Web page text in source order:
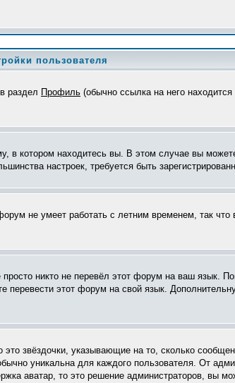
пользователя
раздел Профиль (обычно ссылка на него
котором находитесь вы. В этом случае вы
настроек, требуется быть
не умеет работать с летним временем, так
никто не перевёл этот форум на ваш язык.
этот форум на свой язык.
звёздочки, указывающие на то, сколько
уникальна для каждого пользователя. От
аватар, то это решение администраторов, вы